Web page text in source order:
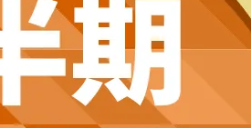
来年以降の開催費に充てさせて頂